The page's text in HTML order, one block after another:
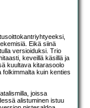
Eikä siinä
versioiduksi. Trio
keveillä käsillä ja
kuultava kitarasoolo
kuin kenties
joissa
alistuminen istuu